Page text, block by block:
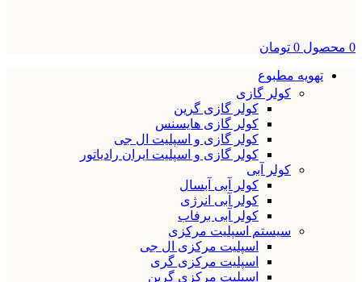
0 محصول 0 تومان
تهویه مطبوع
کولر گازی
کولر گازی گرین
کولر گازی هایسنس
کولر گازی و اسپلیت ال جی
کولر گازی و اسپلیت ایران رادیاتور
کولر آبی
کولر آبی آبسال
کولر آبی انرژی
کولر آبی برفاب
سیستم اسپلیت مرکزی
اسپلیت مرکزی ال جی
اسپلیت مرکزی گری
اسپلیت مرکزی گرین